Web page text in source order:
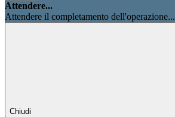
Attendere...
Attendere il completamento dell'operazione...
Chiudi